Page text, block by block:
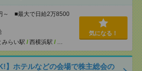
～ ■最大で日給2万8500
みらい駅 / 西横浜駅 / …
気になる！
】ホテルなどの会場で株主総会の